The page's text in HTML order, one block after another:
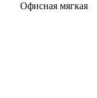
Офисная мягкая